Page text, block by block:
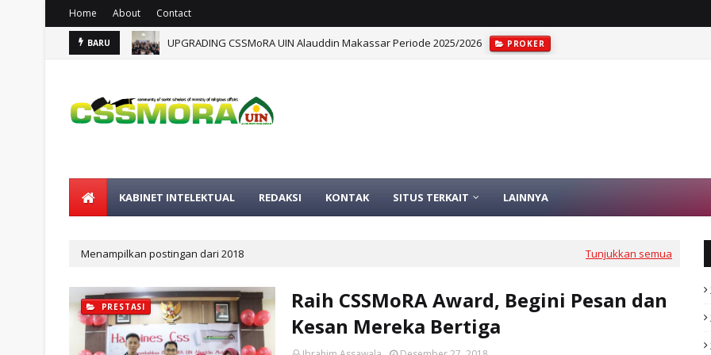
Home About Contact
BARU UPGRADING CSSMoRA UIN Alauddin Makassar Periode 2025/2026 PROKER
KABINET INTELEKTUAL REDAKSI KONTAK SITUS TERKAIT LAINNYA
Menampilkan postingan dari 2018 Tunjukkan semua
PRESTASI
Raih CSSMoRA Award, Begini Pesan dan
Kesan Mereka Bertiga